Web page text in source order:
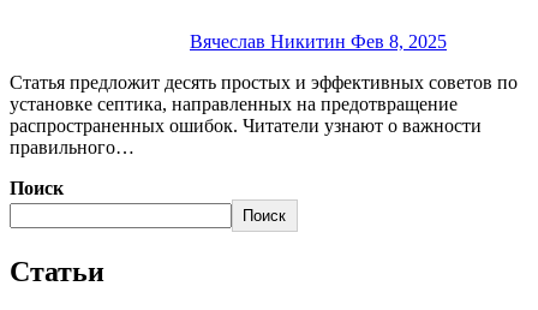
Вячеслав Никитин Фев 8, 2025
Статья предложит десять простых и эффективных советов по
установке септика, направленных на предотвращение
распространенных ошибок. Читатели узнают о важности
правильного…
Поиск
Поиск
Статьи